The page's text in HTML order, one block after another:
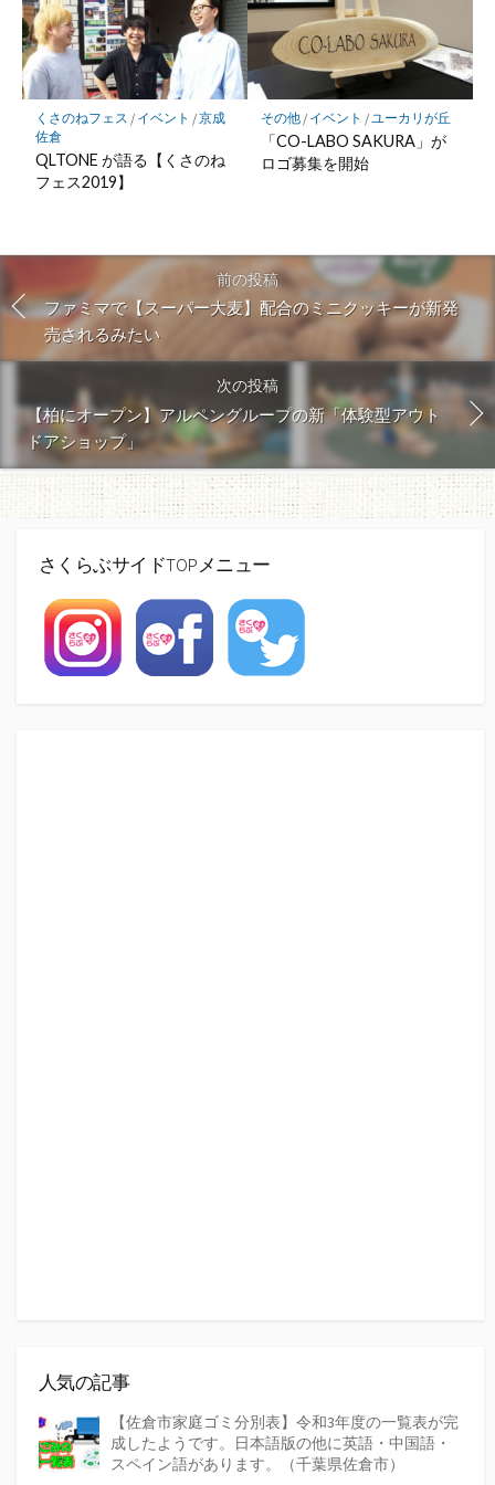
くさのねフェス / イベント /京成
佐倉
QLTONE が語る【くさのね
フェス2019】
その他/ イベント /ユーカリが丘
「CO-LABO SAKURA」が
ロゴ募集を開始
前の投稿
ファミマで【スーパー大麦】配合のミニクッキーが新発
売されるみたい
次の投稿
【柏にオープン】アルペングループの新「体験型アウト
ドアショップ」
さくらぶサイドTOPメニュー
人気の記事
【佐倉市家庭ゴミ分別表】令和3年度の一覧表が完
成したようです。日本語版の他に英語・中国語・
スペイン語があります。（千葉県佐倉市）